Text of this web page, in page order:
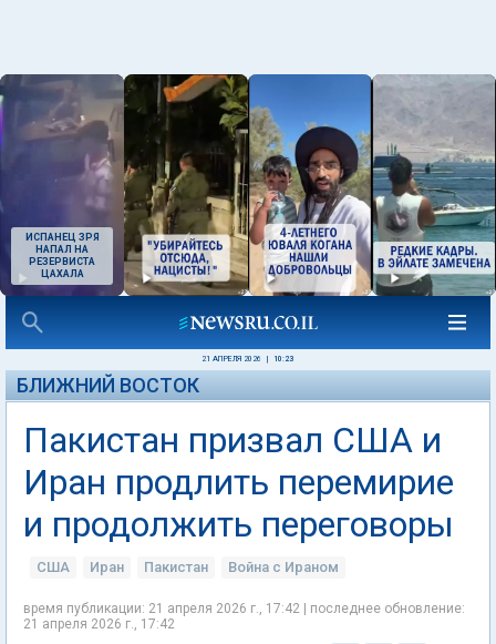
ИСПАНЕЦ ЗРЯ
НАПАЛ НА
РЕЗЕРВИСТА
ЦАХАЛА
21 АПРЕЛЯ 2026 10:23
БЛИЖНИЙ ВОСТОК
Пакистан призвал США и
Иран продлить перемирие
и продолжить переговоры
США Иран Пакистан Война с Ираном
время публикации: 21 апреля 2026 г., 17:42 | последнее обновление:
21 апреля 2026 г., 17:42